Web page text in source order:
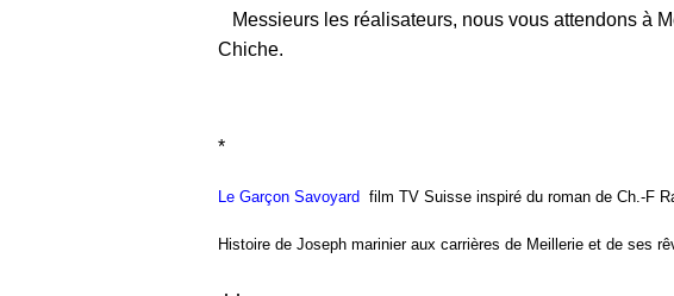
Messieurs les réalisateurs, nous vous attendons à
Chiche.
*
Le Garçon Savoyard film TV Suisse inspiré du roman de Ch.-F
Histoire de Joseph marinier aux carrières de Meillerie et de ses